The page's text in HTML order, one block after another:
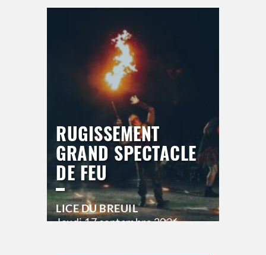
>Hors saison
RUGISSEMENT
GRAND SPECTACLE
DE FEU
LICE DU BREUIL
Jeudi17 septembre 2026